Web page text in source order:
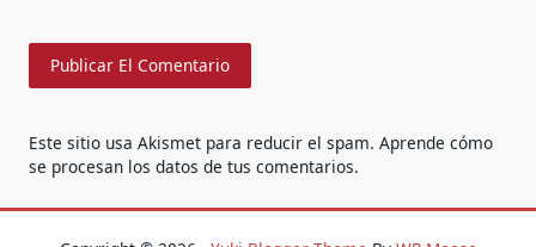
Este sitio usa Akismet para reducir el spam. Aprende cómo
se procesan los datos de tus comentarios.